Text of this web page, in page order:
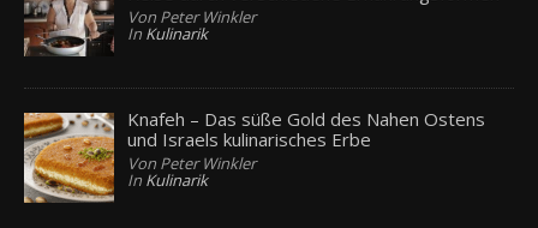
Von Peter Winkler
In Kulinarik
Knafeh – Das süße Gold des Nahen Ostens
und Israels kulinarisches Erbe
Von Peter Winkler
In Kulinarik